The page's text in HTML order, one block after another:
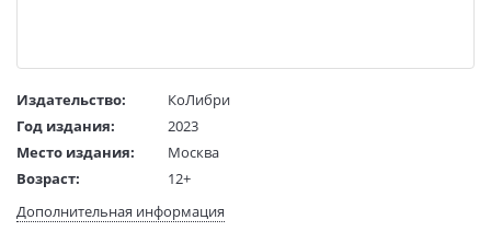
Издательство:
КоЛибри
Год издания:
2023
Место издания:
Москва
Возраст:
12+
Язык текста:
русский
Дополнительная информация